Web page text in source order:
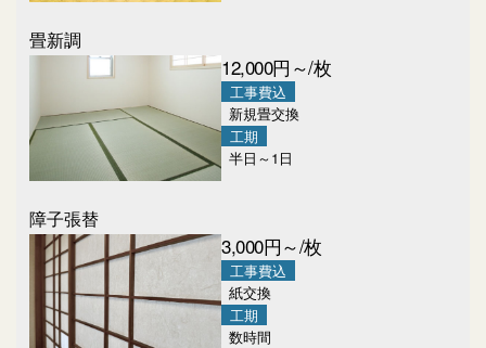
畳新調
12,000円～/枚
工事費込
新規畳交換
工期
半日～1日
障子張替
3,000円～/枚
工事費込
紙交換
工期
数時間